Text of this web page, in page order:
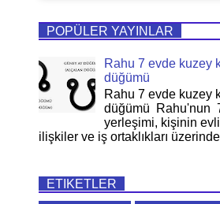
POPÜLER YAYINLAR
Rahu 7 evde kuzey
düğümü
Rahu 7 evde kuzey
düğümü Rahu'nun
yerleşimi, kişinin
ilişkiler ve iş ortaklıkları
ETIKETLER